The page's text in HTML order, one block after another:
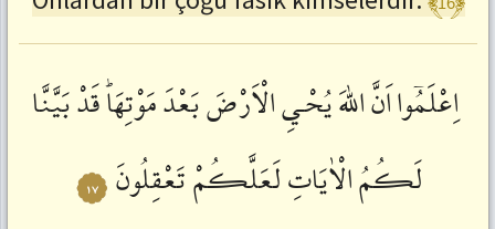
اِعْلَمُٓوااَنَّاللّٰهَيُحْـيِالْاَرْضَبَعْدَمَوْتِهَاؕقَدْبَيَّنَّا
لَكُمُالْاٰيَاتِلَعَلَّكُمْتَعْقِلُونَ ١٧